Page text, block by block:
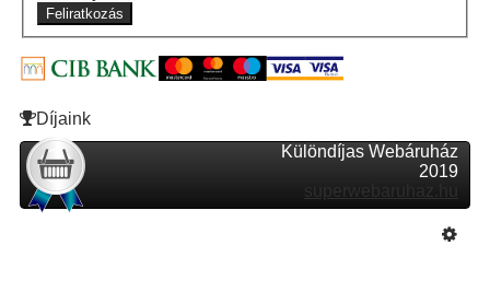
Feliratkozás
Díjaink
Különdíjas Webáruház
2019